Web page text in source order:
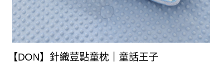
【DON】針織荳點童枕｜童話王子